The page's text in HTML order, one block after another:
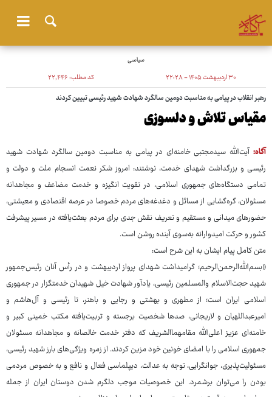
سیاسی
۳۰ اردیبهشت ۱۴۰۵ - ۲۲:۲۸ کد مطلب:۲۲٬۴۴۶
رهبر انقلاب در پیامی به مناسبت دومین سالگرد شهادت شهید رئیسی تبیین کردند
مقیاس تلاش و دلسوزی
آگاه: آیت‌الله سیدمجتبی خامنه‌ای در پیامی به مناسبت دومین سالگرد شهادت شهید
رئیسی و بزرگداشت شهدای خدمت، نوشتند: امروز شکر نعمت انسجام ملت و دولت و
تمامی دستگاه‌های جمهوری اسلامی، در تقویت انگیزه و خدمت مضاعف و مجاهدانه
مسئولان، گره‌گشایی از مسائل و دغدغه‌های مردم خصوصا در عرصه اقتصادی و معیشتی،
حضورهای میدانی و مستقیم و تعریف نقش جدی برای مردم بعثت‌یافته در مسیر پیشرفت
کشور و حرکت امیدوارانه به‌سوی آینده روشن است.
متن کامل پیام ایشان به این شرح است:
«بسم‌الله‌الرحمن‌الرحیم؛ گرامیداشت شهدای پرواز اردیبهشت و در رأس آنان رئیس‌جمهور
شهید حجت‌الاسلام والمسلمین رئیسی، یادآور شهادت خیل شهیدان خدمتگزار در جمهوری
اسلامی ایران است؛ از مطهری و بهشتی و رجایی و باهنر، تا رئیسی و آل‌هاشم و
امیرعبداللهیان و لاریجانی، صدها شخصیت برجسته و تربیت‌یافته مکتب خمینی کبیر و
خامنه‌ای عزیز اعلی‌الله مقامهماالشریف که دفتر خدمت خالصانه و مجاهدانه مسئولان
جمهوری اسلامی را با امضای خونین خود مزین کردند. از زمره ویژگی‌های بارز شهید رئیسی،
مسئولیت‌پذیری، جوانگرایی، توجه به عدالت، دیپلماسی فعال و نافع و به خصوص مردمی
بودن را می‌توان برشمرد. این خصوصیات موجب دلگرم شدن دوستان ایران از جمله